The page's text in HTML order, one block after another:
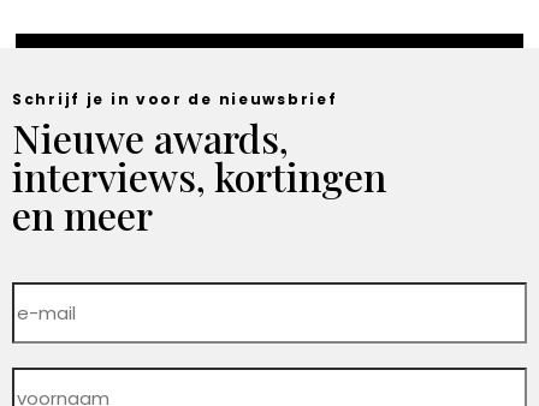
Schrijf je in voor de nieuwsbrief
Nieuwe awards,
interviews, kortingen
en meer